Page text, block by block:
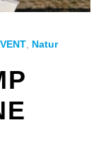
, Natur